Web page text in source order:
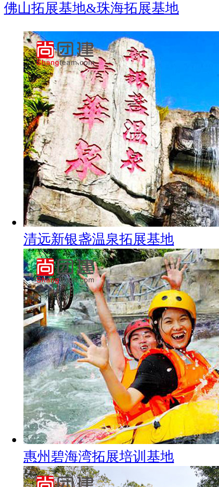
佛山拓展基地&珠海拓展基地
清远新银盏温泉拓展基地
惠州碧海湾拓展培训基地